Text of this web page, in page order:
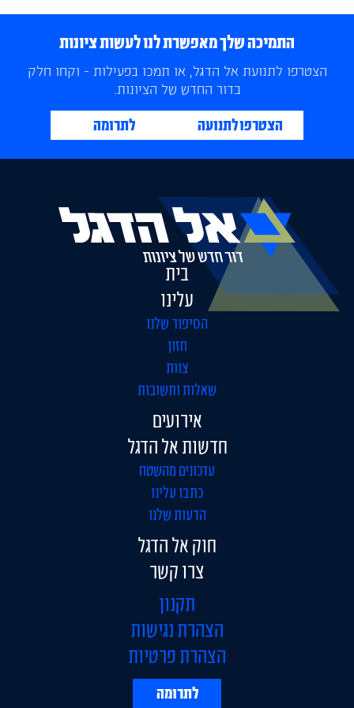
התמיכה שלך מאפשרת לנו לעשות ציונות
הצטרפו לתנועת אל הדגל, או תמכו בפעילות - וקחו חלק
בדור החדש של הציונות.
הצטרפו לתנועה לתרומה
בית
עלינו
הסיפור שלנו
חזון
צוות
שאלות ותשובות
אירועים
חדשות אל הדגל
עדכונים מהשטח
כתבו עלינו
הדעות שלנו
חוק אל הדגל
צרו קשר
תקנון
הצהרת נגישות
הצהרת פרטיות
לתרומה